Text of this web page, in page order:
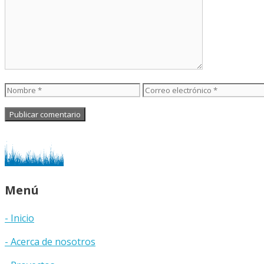
Nombre
Correo
Menú
- Inicio
- Acerca de nosotros